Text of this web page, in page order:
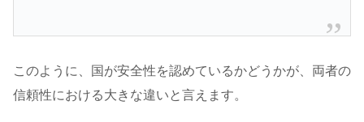
このように、国が安全性を認めているかどうかが、両者の
信頼性における大きな違いと言えます。